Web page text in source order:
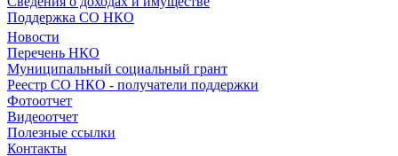
Поддержка СО НКО
Новости
Перечень НКО
Муниципальный социальный грант
Реестр СО НКО - получатели поддержки
Фотоотчет
Видеоотчет
Полезные ссылки
Контакты